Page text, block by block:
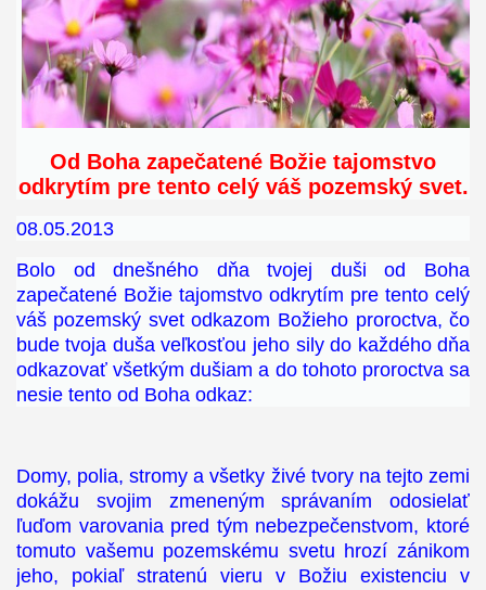
Od Boha zapečatené Božie tajomstvo
odkrytím pre tento celý váš pozemský svet.
08.05.2013
Bolo od dnešného dňa tvojej duši od Boha
zapečatené Božie tajomstvo odkrytím pre tento celý
váš pozemský svet odkazom Božieho proroctva, čo
bude tvoja duša veľkosťou jeho sily do každého dňa
odkazovať všetkým dušiam a do tohoto proroctva sa
nesie tento od Boha odkaz:
Domy, polia, stromy a všetky živé tvory na tejto zemi
dokážu svojim zmeneným správaním odosielať
ľuďom varovania pred tým nebezpečenstvom, ktoré
tomuto vašemu pozemskému svetu hrozí zánikom
jeho, pokiaľ stratenú vieru v Božiu existenciu v